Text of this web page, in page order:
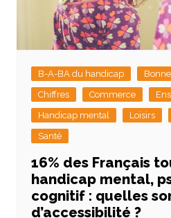
B-A-BA du handicap
Chiffres
Commerce
Handicap mental
Loisirs
Santé
16% des Français
handicap mental,
cognitif : quelles
d’accessibilité ?